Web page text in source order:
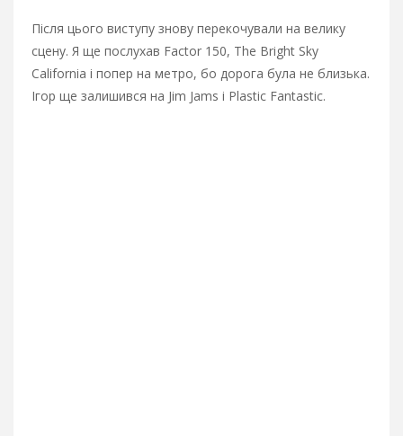
Після цього виступу знову перекочували на велику
сцену. Я ще послухав Factor 150, The Bright Sky
California і попер на метро, бо дорога була не близька.
Ігор ще залишився на Jim Jams і Plastic Fantastic.